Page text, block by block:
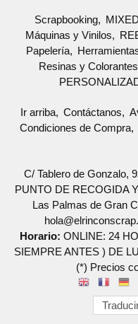
Scrapbooking
Máquinas y Vinilos
Papelería
Resinas y Colorantes
Ir arriba Contáctanos
Condiciones de Compra
C/ Tablero de Gonzalo,
PUNTO DE RECOGIDA
Las Palmas de Gran
Horario: ONLINE: 24
SIEMPRE ANTES ) DE
(*) Precios